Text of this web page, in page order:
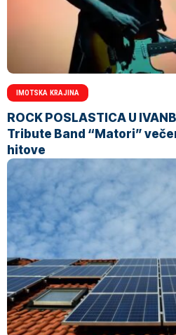
IMOTSKA KRAJINA
ROCK POSLASTICA U
Tribute Band “Matori”
hitove